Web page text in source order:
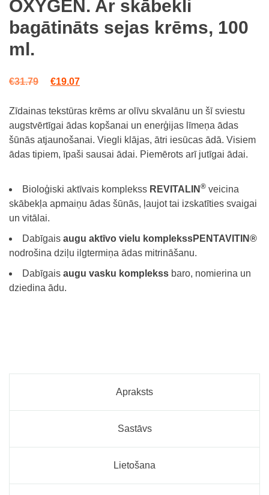
on
rating
OXYGEN. Ar skābekli
bagātināts sejas krēms, 100
ml.
€31.79 Original price was: €31.79.
€19.07Current price is: €19.07.
Zīdainas tekstūras krēms ar olīvu skvalānu un šī sviestu
augstvērtīgai ādas kopšanai un enerģijas līmeņa ādas
šūnās atjaunošanai. Viegli klājas, ātri iesūcas ādā. Visiem
ādas tipiem, īpaši sausai ādai. Piemērots arī jutīgai ādai.
Bioloģiski aktīvais komplekss REVITALIN ® veicina
skābekļa apmaiņu ādas šūnās, ļaujot tai izskatīties svaigai
un vitālai.
Dabīgais augu aktīvo vielu komplekssPENTAVITIN®
nodrošina dziļu ilgtermiņa ādas mitrināšanu.
Dabīgais augu vasku komplekss baro, nomierina un
dziedina ādu.
Apraksts
Sastāvs
Lietošana